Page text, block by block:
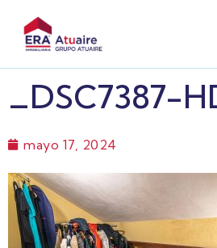
_DSC7387-
mayo 17, 2024